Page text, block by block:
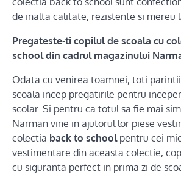
de inalta calitate, rezistente si mereu
Pregateste-ti copilul de scoala cu
school din cadrul magazinului
Odata cu venirea toamnei, toti
scoala incep pregatirile pentru
scolar. Si pentru ca totul sa fie mai
Narman vine in ajutorul lor piese
colectia back to schoolpentru cei
vestimentare din aceasta colectie,
cu siguranta perfect in prima zi de